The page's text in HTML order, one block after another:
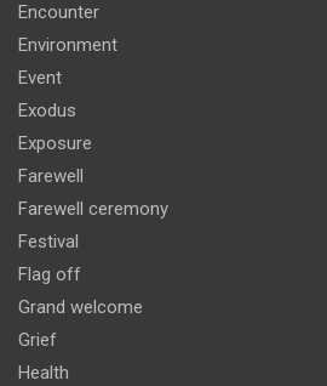
Encounter
Environment
Event
Exodus
Exposure
Farewell
Farewell ceremony
Festival
Flag off
Grand welcome
Grief
Health